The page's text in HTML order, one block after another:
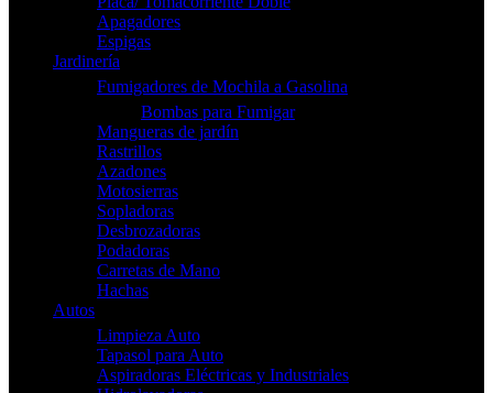
Apagadores
Espigas
Jardinería
Fumigadores de Mochila a Gasolina
Bombas para Fumigar
Mangueras de jardín
Rastrillos
Azadones
Motosierras
Sopladoras
Desbrozadoras
Podadoras
Carretas de Mano
Hachas
Autos
Limpieza Auto
Tapasol para Auto
Aspiradoras Eléctricas y Industriales